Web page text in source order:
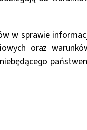
w sprawie
oraz